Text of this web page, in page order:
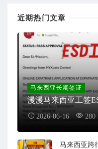
近期热门文章
马来西亚长期签证
漫漫马来西亚工签
2026-06-16 280
马来西亚跨